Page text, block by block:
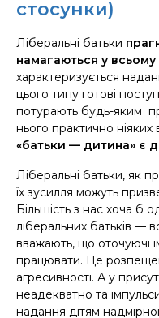
стосунки)
Ліберальні батьки
намагаються у
характеризується
цього типу готові
потурають будь-яким
нього практично ніяких
«батьки — дитина» є
Ліберальні батьки, як
їх зусилля можуть
Більшість з нас хоча б
ліберальних батьків —
вважають, що оточуючі
працювати. Це
агресивності. А у
неадекватно та
надання дітям